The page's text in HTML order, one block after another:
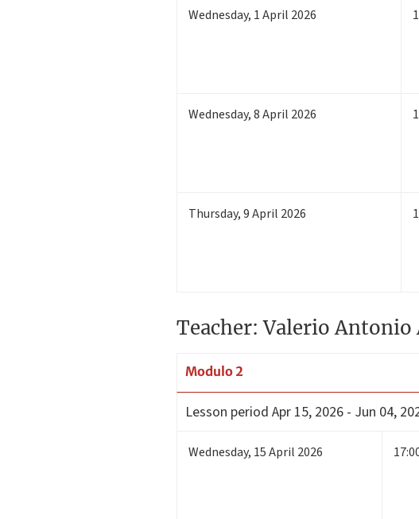
Wednesday, 1April 2026
Wednesday,8April 2026
Thursday,9April 2026
Teacher: Valerio
Modulo 2
Lesson period Apr 15, 2026 - Jun 04,
Wednesday, 15April 2026